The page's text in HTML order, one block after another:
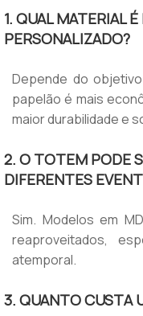
1. QUAL MATERIAL
PERSONALIZADO?
Depende do
papelão é mais
maior durabilidade e
2. O TOTEM PODE
DIFERENTES
Sim. Modelos em
reaproveitados,
atemporal.
3. QUANTO CUSTA